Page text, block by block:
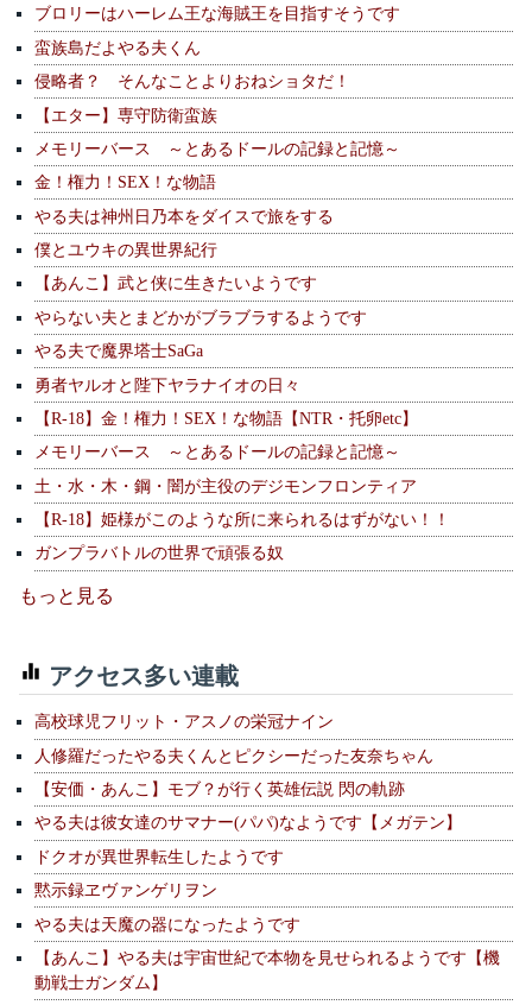
ブロリーはハーレム王な海賊王を目指すそうです
蛮族島だよやる夫くん
侵略者？ そんなことよりおねショタだ！
【エター】専守防衛蛮族
メモリーバース ～とあるドールの記録と記憶～
金！権力！SEX！な物語
やる夫は神州日乃本をダイスで旅をする
僕とユウキの異世界紀行
【あんこ】武と侠に生きたいようです
やらない夫とまどかがブラブラするようです
やる夫で魔界塔士SaGa
勇者ヤルオと陛下ヤラナイオの日々
【R-18】金！権力！SEX！な物語【NTR・托卵etc】
メモリーバース ～とあるドールの記録と記憶～
土・水・木・鋼・闇が主役のデジモンフロンティア
【R-18】姫様がこのような所に来られるはずがない！！
ガンプラバトルの世界で頑張る奴
もっと見る
アクセス多い連載
高校球児フリット・アスノの栄冠ナイン
人修羅だったやる夫くんとピクシーだった友奈ちゃん
【安価・あんこ】モブ？が行く英雄伝説 閃の軌跡
やる夫は彼女達のサマナー(パパ)なようです【メガテン】
ドクオが異世界転生したようです
黙示録ヱヴァンゲリヲン
やる夫は天魔の器になったようです
【あんこ】やる夫は宇宙世紀で本物を見せられるようです【機
動戦士ガンダム】